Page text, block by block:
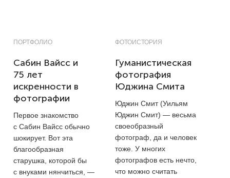
ПОРТФОЛИО
Сабин Вайсс и
75 лет
искренности в
фотографии
Первое знакомство
с Сабин Вайсс обычно
шокирует. Вот эта
благообразная
старушка, которой бы
с внуками нянчиться, —
ФОТОИСТОРИЯ
Гуманистическая
фотография
Юджина Смита
Юджин Смит (Уильям
Юджин Смит) — весьма
своеобразный
фотограф, да и человек
тоже. У многих
фотографов есть нечто,
что можно считать